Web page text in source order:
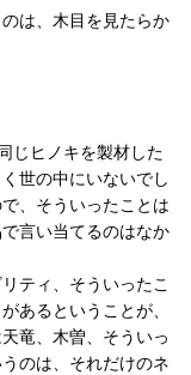
は、木目を見たらか
じヒノキを製材した
世の中にいないでし
、そういったことは
言い当てるのはなか
ティ、そういったこ
あるということが、
竜、木曽、そういっ
のは、それだけのネ